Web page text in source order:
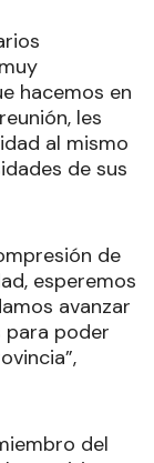
hacemos en
les
al mismo
de sus
de
esperemos
avanzar
para poder
del